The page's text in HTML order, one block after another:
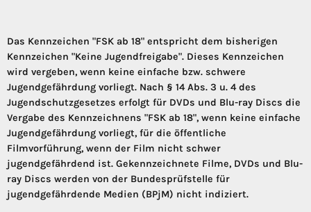
Das Kennzeichen "FSK ab 18" entspricht dem bisherigen
Kennzeichen "Keine Jugendfreigabe". Dieses Kennzeichen
wird vergeben, wenn keine einfache bzw. schwere
Jugendgefährdung vorliegt. Nach § 14 Abs. 3 u. 4 des
Jugendschutzgesetzes erfolgt für DVDs und Blu-ray Discs die
Vergabe des Kennzeichnens "FSK ab 18", wenn keine einfache
Jugendgefährdung vorliegt, für die öffentliche
Filmvorführung, wenn der Film nicht schwer
jugendgefährdend ist. Gekennzeichnete Filme, DVDs und Blu-
ray Discs werden von der Bundesprüfstelle für
jugendgefährdende Medien (BPjM) nicht indiziert.